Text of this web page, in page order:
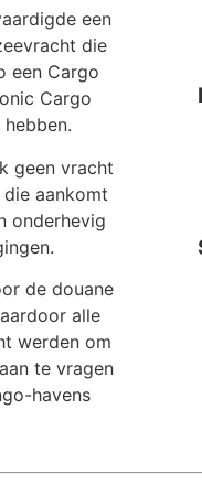
een
die
een Cargo
Cargo
geen vracht
aankomt
onderhevig
de douane
alle
werden om
te vragen
havens